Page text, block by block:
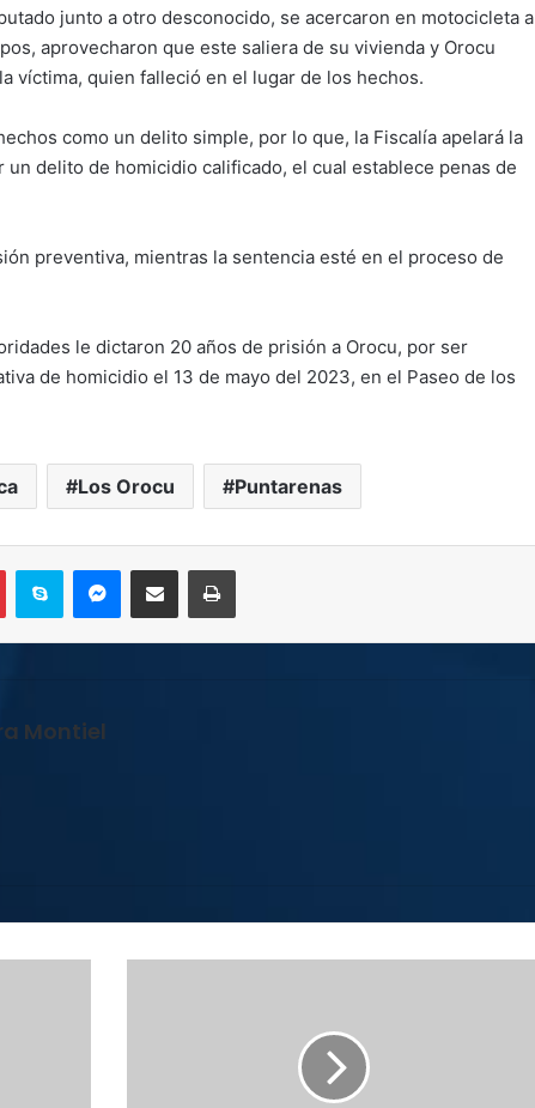
junto a otro desconocido, se acercaron en motocicleta a
aprovecharon que este saliera de su vivienda y Orocu
víctima, quien falleció en el lugar de los hechos.
como un delito simple, por lo que, la Fiscalía apelará la
delito de homicidio calificado, el cual establece penas de
preventiva, mientras la sentencia esté en el proceso de
le dictaron 20 años de prisión a Orocu, por ser
de homicidio el 13 de mayo del 2023, en el Paseo de los
Los Orocu Puntarenas
PinterestSkype MessengerCompartir por correo electrónicoImprimir
Montiel